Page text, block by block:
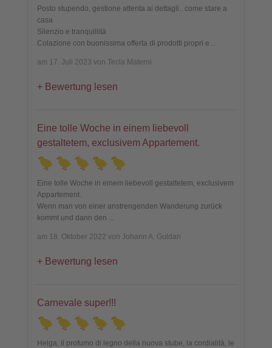
Posto stupendo, gestione attenta ai dettagli.. come stare a
casa
Silenzio e tranquillità
Colazione con buonissima offerta di prodotti propri e ...
am 17. Juli 2023 von Tecla Materni
Bewertung lesen
Eine tolle Woche in einem liebevoll
gestaltetem, exclusivem Appartement.
Eine tolle Woche in einem liebevoll gestaltetem, exclusivem
Appartement.
Wenn man von einer anstrengenden Wanderung zurück
kommt und dann den ...
am 18. Oktober 2022 von Johann A. Guldan
Bewertung lesen
Carnevale super!!!
Helga, il profumo di legno della nuova stube, la cordialità, le